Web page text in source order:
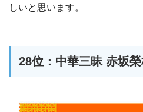
しいと思います。
28位：中華三昧 赤坂